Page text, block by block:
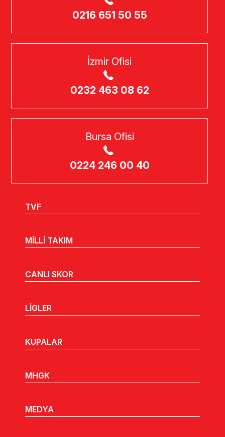
0216 651 50 55
İzmir Ofisi
0232 463 08 62
Bursa Ofisi
0224 246 00 40
TVF
MİLLİ TAKIM
CANLI SKOR
LİGLER
KUPALAR
MHGK
MEDYA